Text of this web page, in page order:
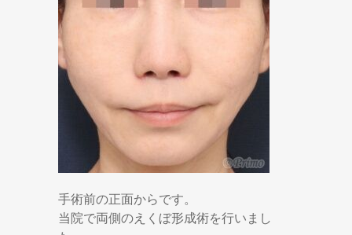
手術前の正面からです。
当院で両側のえくぼ形成術を行いまし